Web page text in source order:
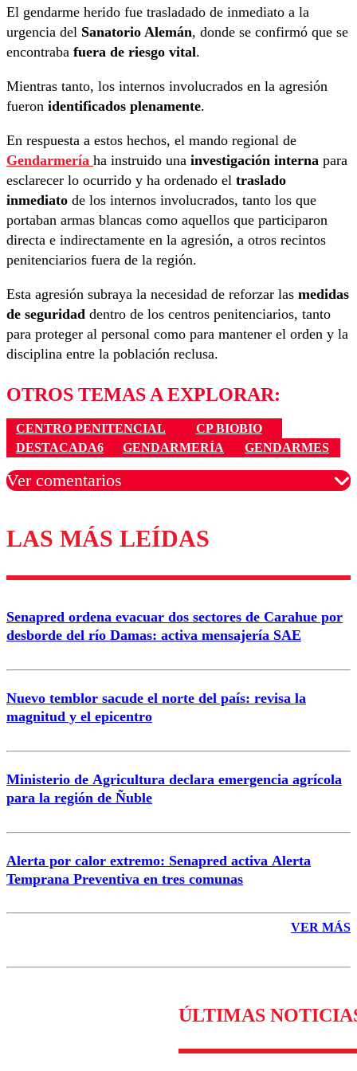
El gendarme herido fue trasladado de inmediato a la
urgencia del Sanatorio Alemán, donde se confirmó que se
encontraba fuera de riesgo vital.
Mientras tanto, los internos involucrados en la agresión
fueron identificados plenamente.
En respuesta a estos hechos, el mando regional de
Gendarmería ha instruido una investigación interna para
esclarecer lo ocurrido y ha ordenado el traslado
inmediato de los internos involucrados, tanto los que
portaban armas blancas como aquellos que participaron
directa e indirectamente en la agresión, a otros recintos
penitenciarios fuera de la región.
Esta agresión subraya la necesidad de reforzar las medidas
de seguridad dentro de los centros penitenciarios, tanto
para proteger al personal como para mantener el orden y la
disciplina entre la población reclusa.
OTROS TEMAS A EXPLORAR:
CENTRO PENITENCIAL
CP BIOBIO
DESTACADA6
GENDARMERÍA GENDARMES
Ver comentarios
Los comentarios son moderados para garantizar un
diálogo respetuoso.
Correo
LAS MÁS LEÍDAS
Senapred ordena evacuar dos sectores de Carahue por
desborde del río Damas: activa mensajería SAE
Nuevo temblor sacude el norte del país: revisa la
magnitud y el epicentro
Ministerio de Agricultura declara emergencia agrícola
para la región de Ñuble
Alerta por calor extremo: Senapred activa Alerta
Temprana Preventiva en tres comunas
VER MÁS
ÚLTIMAS